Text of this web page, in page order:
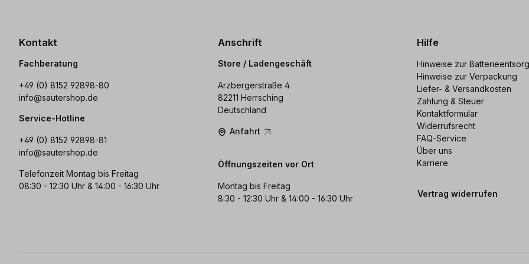
Kontakt
Fachberatung
+49 (0) 8152 92898-80
info@sautershop.de
Service-Hotline
+49 (0) 8152 92898-81
info@sautershop.de
Telefonzeit Montag bis Freitag
08:30 - 12:30 Uhr & 14:00 - 16:30 Uhr
Anschrift
Store / Ladengeschäft
Arzbergerstraße 4
82211 Herrsching
Deutschland
Anfahrt
Öffnungszeiten vor Ort
Montag bis Freitag
8:30 - 12:30 Uhr & 14:00 - 16:30 Uhr
Hilfe
Hinweise zur
Hinweise zur Verpackung
Liefer- & Versandkosten
Zahlung & Steuer
Kontaktformular
Widerrufsrecht
FAQ-Service
Über uns
Karriere
Vertrag widerrufen